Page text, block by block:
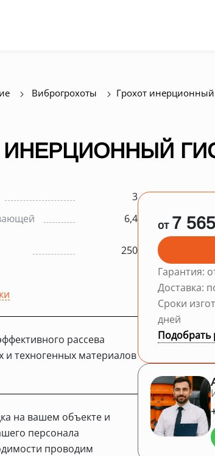
Виброгрохоты Грохот
ИНЕРЦИОННЫЙ
3
6,4
250
рассева
и техногенных материалов
на вашем объекте и
персонала
проводим
от 7
Гарантия:
Доставка:
Сроки
дней
Подобрать